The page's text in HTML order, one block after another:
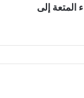
المتعة إلى